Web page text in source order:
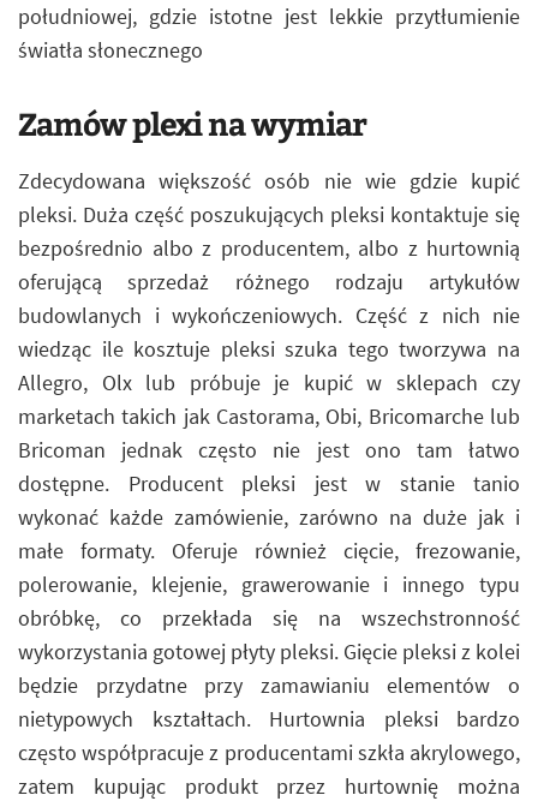
południowej, gdzie istotne jest lekkie przytłumienie
światła słonecznego
Zamów plexi na wymiar
Zdecydowana większość osób nie wie gdzie kupić
pleksi. Duża część poszukujących pleksi kontaktuje się
bezpośrednio albo z producentem, albo z hurtownią
oferującą sprzedaż różnego rodzaju artykułów
budowlanych i wykończeniowych. Część z nich nie
wiedząc ile kosztuje pleksi szuka tego tworzywa na
Allegro, Olx lub próbuje je kupić w sklepach czy
marketach takich jak Castorama, Obi, Bricomarche lub
Bricoman jednak często nie jest ono tam łatwo
dostępne. Producent pleksi jest w stanie tanio
wykonać każde zamówienie, zarówno na duże jak i
małe formaty. Oferuje również cięcie, frezowanie,
polerowanie, klejenie, grawerowanie i innego typu
obróbkę, co przekłada się na wszechstronność
wykorzystania gotowej płyty pleksi. Gięcie pleksi z kolei
będzie przydatne przy zamawianiu elementów o
nietypowych kształtach. Hurtownia pleksi bardzo
często współpracuje z producentami szkła akrylowego,
zatem kupując produkt przez hurtownię można